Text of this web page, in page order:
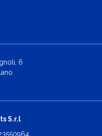
6
S.r.l